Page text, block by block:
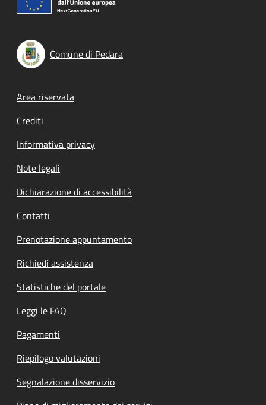
Comune di Pedara
Footer menu
Area riservata
Crediti
Informativa privacy
Note legali
Dichiarazione di accessibilità
Contatti
Prenotazione appuntamento
Richiedi assistenza
Statistiche del portale
Leggi le FAQ
Pagamenti
Riepilogo valutazioni
Segnalazione disservizio